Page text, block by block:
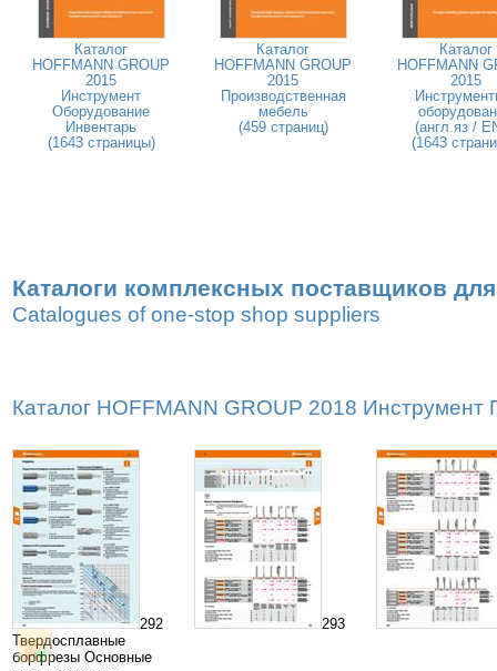
Каталог
HOFFMANN GROUP
2015
Инструмент
Оборудование
Инвентарь
(1643 страницы)
Каталог
HOFFMANN GROUP
2015
Производственная
мебель
(459 страниц)
Каталог
HOFFMANN
2015
(англ.яз /
(1643
Каталоги комплексных поставщиков
Catalogues of one-stop shop suppliers
Каталог HOFFMANN GROUP 2018
292
Твердосплавные
борфрезы Основные
293